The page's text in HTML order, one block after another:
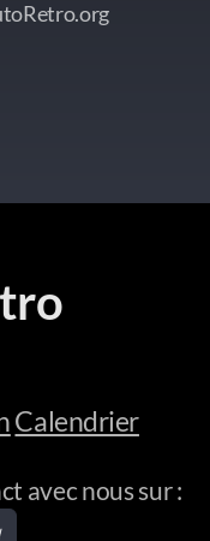
Calendrier
avec nous sur :